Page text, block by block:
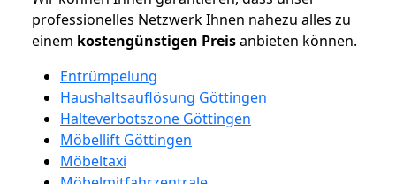
professionelles Netzwerk Ihnen nahezu alles zu
einem kostengünstigen Preisanbieten können.
Entrümpelung
Haushaltsauflösung Göttingen
Halteverbotszone Göttingen
Möbellift Göttingen
Möbeltaxi